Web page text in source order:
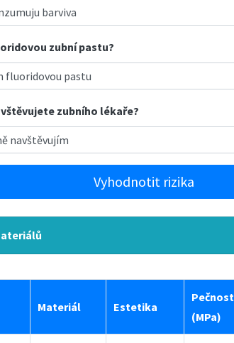
zubní pastu?
zubního lékaře?
Vyhodnotit rizika
Materiál Estetika
Pečnost
(MPa)